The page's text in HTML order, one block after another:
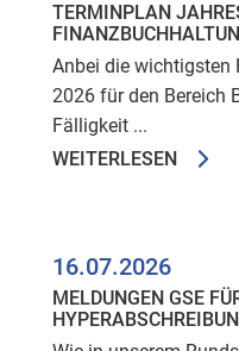
TERMINPLAN
Anbei die wichtigsten
2026 für den Bereich
Fälligkeit ...
WEITERLESEN
16.07.2026
MELDUNGEN GSE